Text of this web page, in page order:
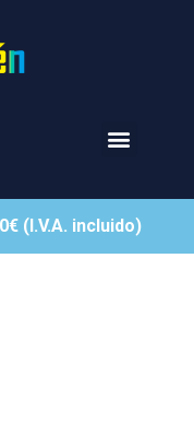
(I.V.A. incluido)